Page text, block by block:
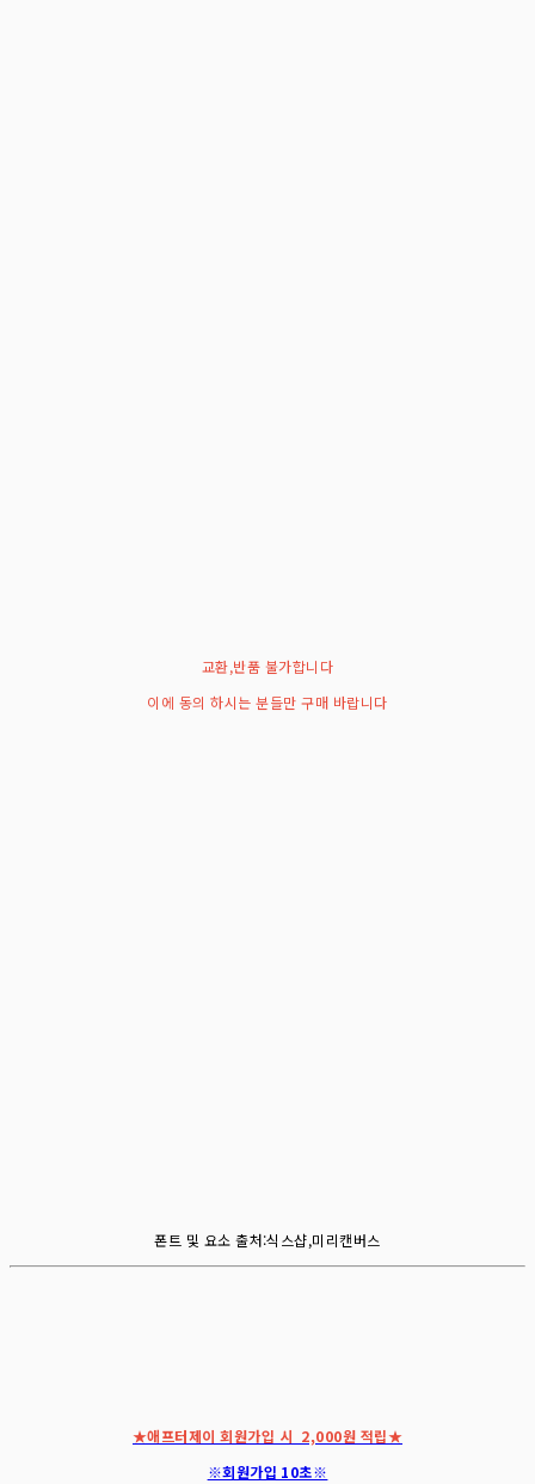
교환,반품 불가합니다
이에 동의 하시는 분들만 구매 바랍니다
폰트 및 요소 출처:식스샵,미리캔버스
★애프터제이 회원가입 시 2,000원 적립★
※회원가입 10초※